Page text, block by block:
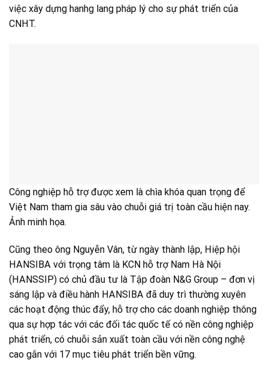
việc xây dựng hanhg lang pháp lý cho sự phát triển của
CNHT.
Công nghiệp hỗ trợ được xem là chìa khóa quan trọng để
Việt Nam tham gia sâu vào chuỗi giá trị toàn cầu hiện nay.
Ảnh minh họa.
Cũng theo ông Nguyễn Vân, từ ngày thành lập, Hiệp hội
HANSIBA với trọng tâm là KCN hỗ trợ Nam Hà Nội
(HANSSIP) có chủ đầu tư là Tập đoàn N&G Group – đơn vị
sáng lập và điều hành HANSIBA đã duy trì thường xuyên
các hoạt động thúc đẩy, hỗ trợ cho các doanh nghiệp thông
qua sự hợp tác với các đối tác quốc tế có nền công nghiệp
phát triển, có chuỗi sản xuất toàn cầu với nền công nghệ
cao gắn với 17 mục tiêu phát triển bền vững.